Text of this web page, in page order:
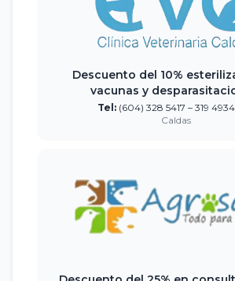
Descuento del 10%
vacunas y
Tel:(604) 328 5417 – 319
Caldas